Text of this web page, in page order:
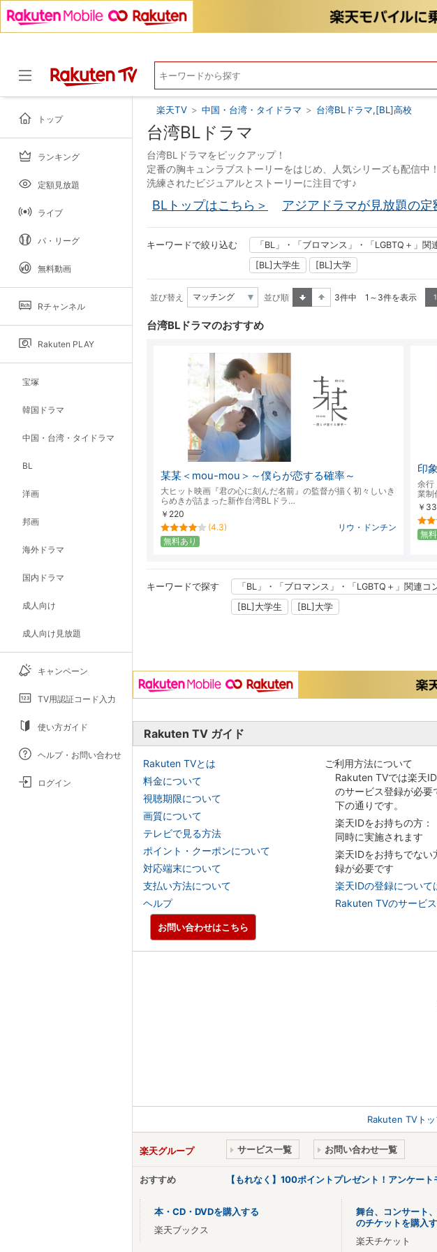
トップ
ランキング
定額見放題
ライブ
パ・リーグ
無料動画
Rチャンネル
Rakuten PLAY
宝塚
韓国ドラマ
中国・台湾・タイドラマ
BL
洋画
邦画
海外ドラマ
国内ドラマ
成人向け
成人向け見放題
キャンペーン
TV用認証コード入力
使い方ガイド
ヘルプ・お問い合わせ
ログイン
楽天TV > 中国・台湾・タイドラマ > 台湾BLドラマ,[BL]高校
台湾BLドラマ
台湾BLドラマをピックアップ！
定番の胸キュンラブストーリーをはじめ、人気シリーズも配信中！
洗練されたビジュアルとストーリーに注目です♪
BLトップはこちら＞ アジアドラマが見放題の定
キーワードで絞り込む 「BL」・「ブロマンス」・「LGBTQ＋」関
[BL]大学生
[BL]大学
並び替え
並び順
3件中 1～3件を表示 1
台湾BLドラマのおすすめ
某某＜mou-mou＞～僕らが恋する確率～
大ヒット映画『君の心に刻んだ名前』の監督が描く初々しいき
らめきが詰まった新作台湾BLドラ…
￥220
(4.3)
リウ・ドンチン
無料あり
印
余行
業制
￥
無
キーワードで探す 「BL」・「ブロマンス」・「LGBTQ＋」関連コ
[BL]大学生
[BL]大学
Rakuten TV ガイド
Rakuten TVとは
料金について
視聴期限について
画質について
テレビで見る方法
ポイント・クーポンについて
対応端末について
支払い方法について
ヘルプ
ご利用方法について
Rakuten TVでは楽天
のサービス登録が必要
下の通りです。
楽天IDをお持ちの方
同時に実施されます
楽天IDをお持ちでな
録が必要です
楽天IDの登録について
Rakuten TVのサービ
お問い合わせはこちら
Rakuten TVト
楽天グループ サービス一覧 お問い合わせ一覧
おすすめ 【もれなく】100ポイントプレゼント！アンケー
本・CD・DVDを購入する
楽天ブックス
舞台、コンサート
のチケットを購入
楽天チケット